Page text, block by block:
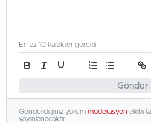
Gönder
En az 10 karakter gerekli
Gönderdiğiniz yorum moderasyon ekibi
yayınlanacaktır.